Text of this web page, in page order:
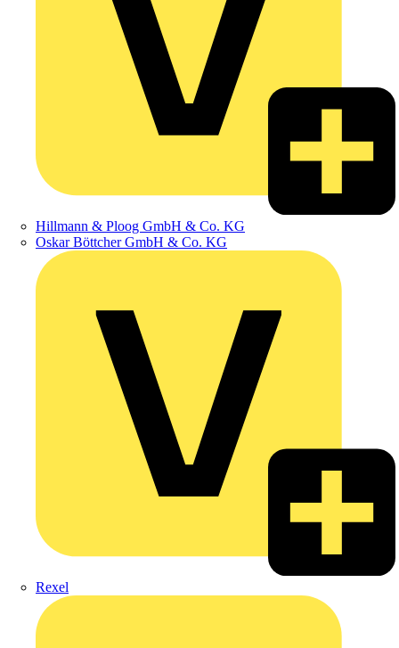
Hillmann & Ploog GmbH & Co. KG
Oskar Böttcher GmbH & Co. KG
Rexel